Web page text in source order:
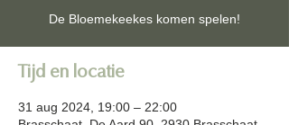
De Bloemekeekes komen spelen!
Tijd en locatie
31 aug 2024, 19:00 – 22:00